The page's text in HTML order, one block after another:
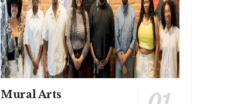
Mural Arts